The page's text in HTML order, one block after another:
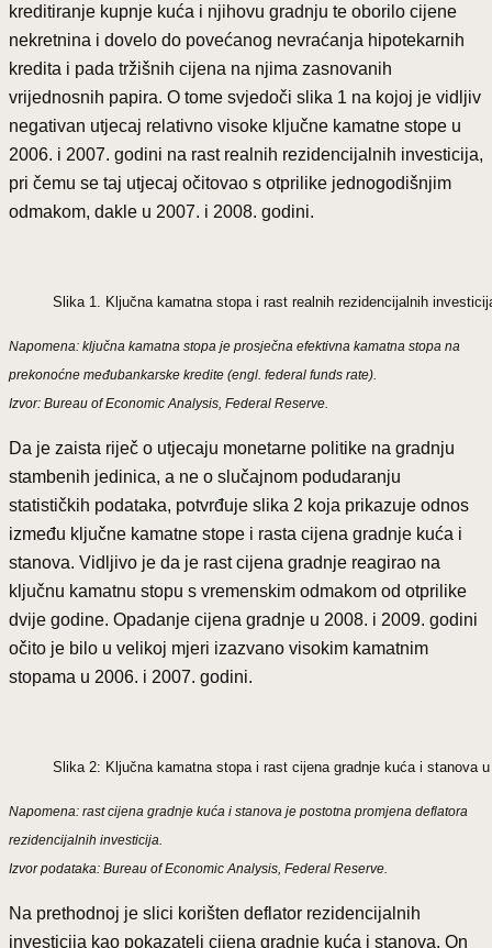
kreditiranje kupnje kuća i njihovu gradnju te oborilo cijene
nekretnina i dovelo do povećanog nevraćanja hipotekarnih
kredita i pada tržišnih cijena na njima zasnovanih
vrijednosnih papira. O tome svjedoči slika 1 na kojoj je vidljiv
negativan utjecaj relativno visoke ključne kamatne stope u
2006. i 2007. godini na rast realnih rezidencijalnih investicija,
pri čemu se taj utjecaj očitovao s otprilike jednogodišnjim
odmakom, dakle u 2007. i 2008. godini.
Slika 1. Ključna kamatna stopa i rast realnih rezidencijalnih
Napomena: ključna kamatna stopa je prosječna efektivna kamatna stopa na
prekonoćne međubankarske kredite (engl. federal funds rate).
Izvor: Bureau of Economic Analysis, Federal Reserve.
Da je zaista riječ o utjecaju monetarne politike na gradnju
stambenih jedinica, a ne o slučajnom podudaranju
statističkih podataka, potvrđuje slika 2 koja prikazuje odnos
između ključne kamatne stope i rasta cijena gradnje kuća i
stanova. Vidljivo je da je rast cijena gradnje reagirao na
ključnu kamatnu stopu s vremenskim odmakom od otprilike
dvije godine. Opadanje cijena gradnje u 2008. i 2009. godini
očito je bilo u velikoj mjeri izazvano visokim kamatnim
stopama u 2006. i 2007. godini.
Slika 2: Ključna kamatna stopa i rast cijena gradnje kuća i stanova
Napomena: rast cijena gradnje kuća i stanova je postotna promjena deflatora
rezidencijalnih investicija.
Izvor podataka: Bureau of Economic Analysis, Federal Reserve.
Na prethodnoj je slici korišten deflator rezidencijalnih
investicija kao pokazatelj cijena gradnje kuća i stanova. On